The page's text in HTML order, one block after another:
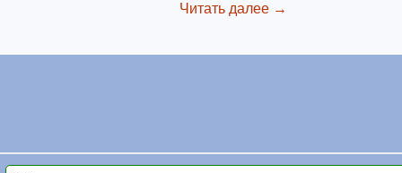
Читать далее →